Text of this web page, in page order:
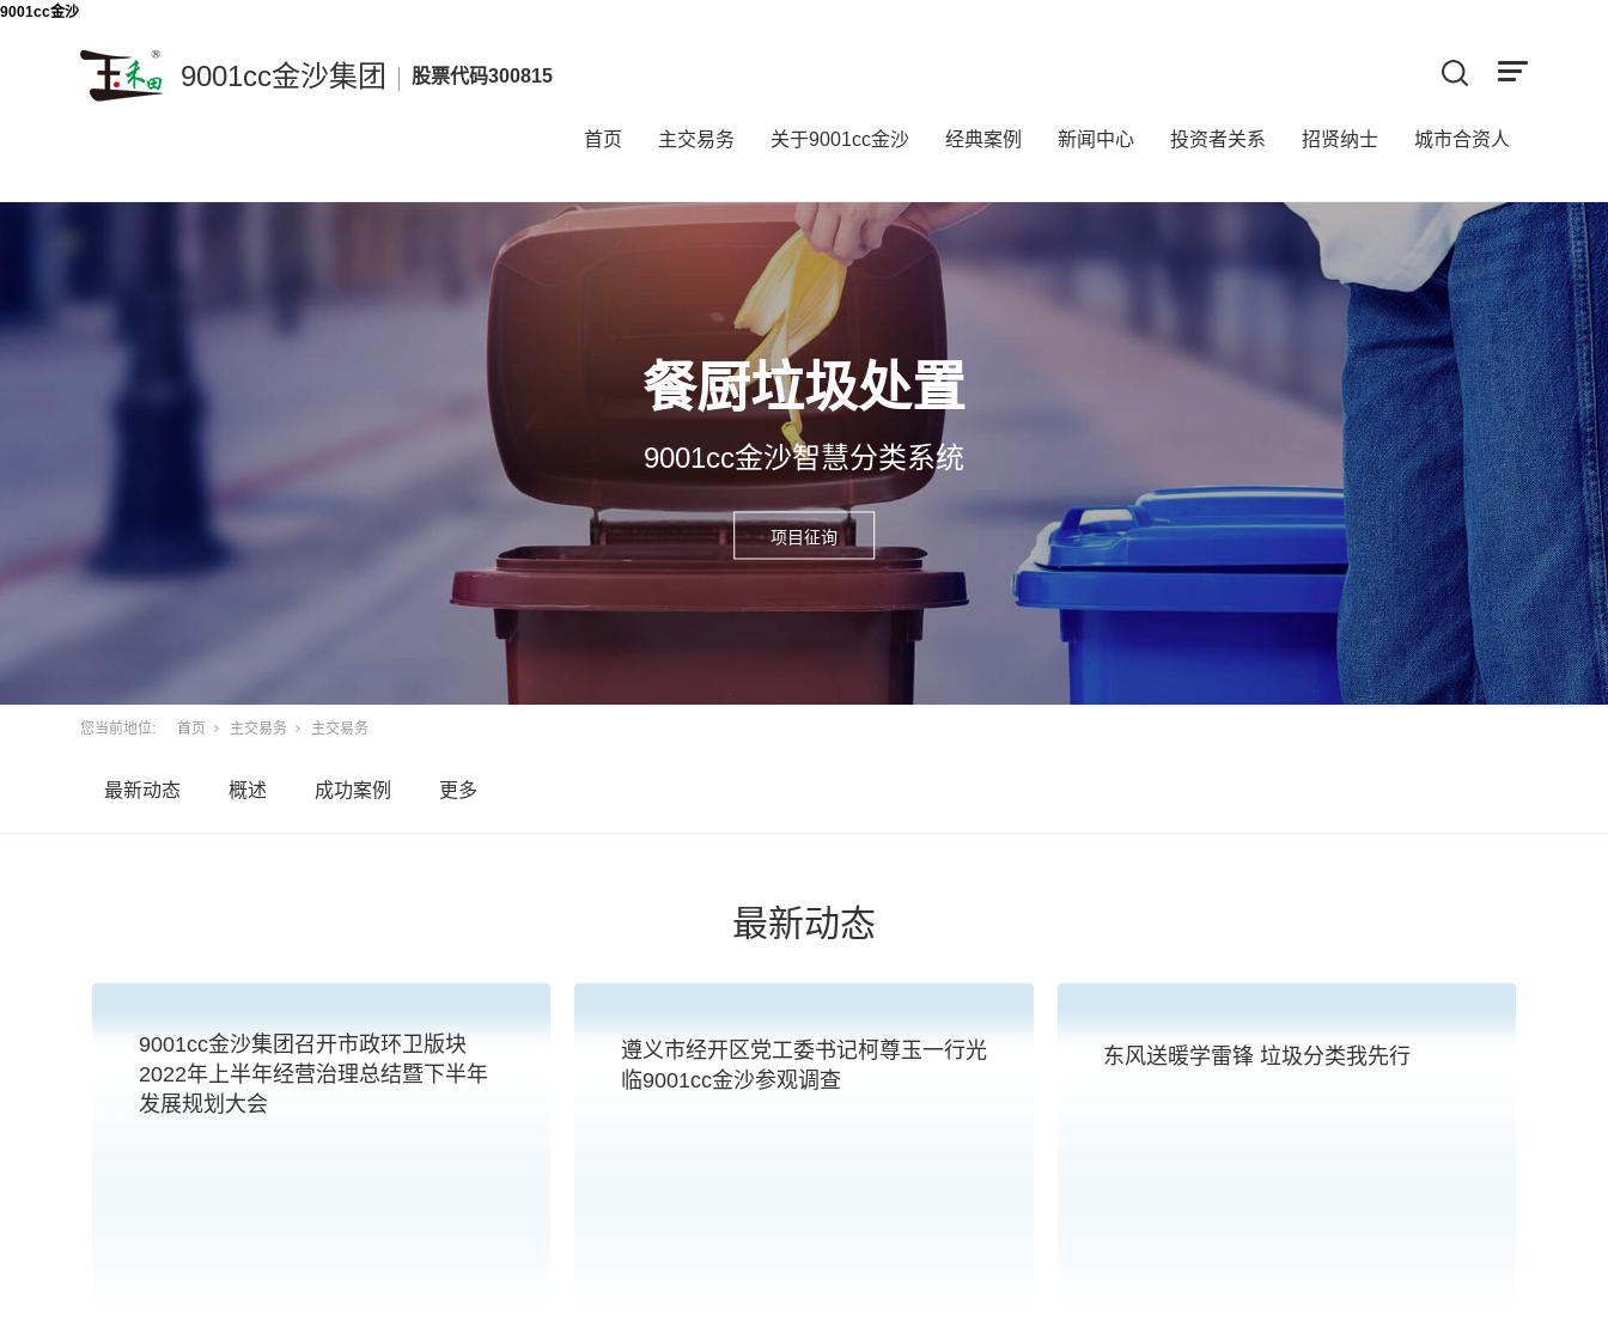
9001cc金沙
9001cc金沙集团
9001cc
沙
股票代码300815
首页 主交易务 关于9001cc金沙 经典案例 新闻中心 投资者关系 招贤纳士 城市合资人
餐厨垃圾处置
9001cc金沙智慧分类系统
您当前地位: 首页 主交易务 主交易务
最新动态 概述 成功案例 更多
最新动态
9001cc金沙集团召开市政环卫版块
2022年上半年经营治理总结暨下半年
发展规划大会
遵义市经开区党工委书记柯尊玉一行光
临9001cc金沙参观调查
东风送暖学雷锋 垃圾分类我先行